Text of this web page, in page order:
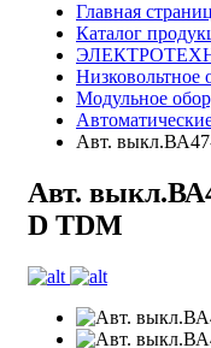
Главная
Каталог
Низковольтное
Модульное
Авт.
Авт.
D TDM